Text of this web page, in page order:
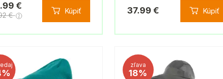
€
€ Kúpiť 37.99 € Kúpiť
zľava
18%